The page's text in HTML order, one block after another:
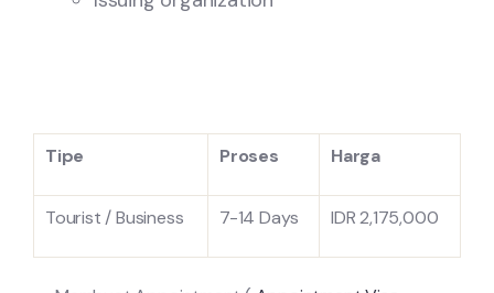
Tipe Proses Harga
Tourist / Business 7-14 Days IDR 2,175,000